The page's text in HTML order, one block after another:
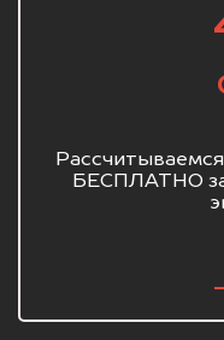
БЕСПЛАТНО